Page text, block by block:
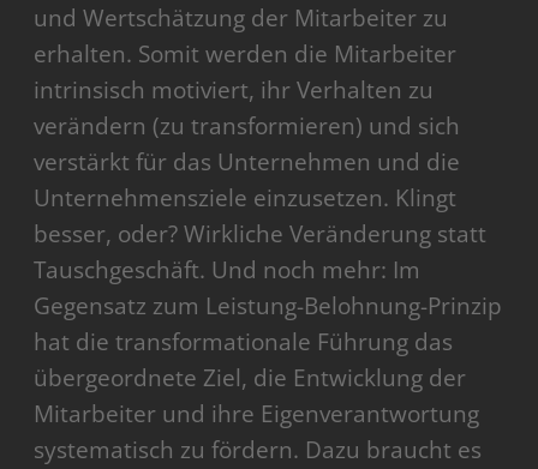
und Wertschätzung der Mitarbeiter zu
erhalten. Somit werden die Mitarbeiter
intrinsisch motiviert, ihr Verhalten zu
verändern (zu transformieren) und sich
verstärkt für das Unternehmen und die
Unternehmensziele einzusetzen. Klingt
besser, oder? Wirkliche Veränderung statt
Tauschgeschäft. Und noch mehr: Im
Gegensatz zum Leistung-Belohnung-Prinzip
hat die transformationale Führung das
übergeordnete Ziel, die Entwicklung der
Mitarbeiter und ihre Eigenverantwortung
systematisch zu fördern. Dazu braucht es